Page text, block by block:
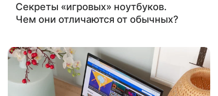
Секреты «игровых» ноутбуков.
Чем они отличаются от обычных?